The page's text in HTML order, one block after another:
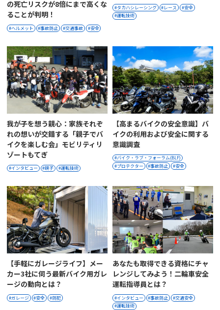
の死亡リスクが8倍にまで高くな
ることが判明！
ヘルメット 事故防止 交通事故 安全
タカハシレーシング レース
安全
運転技術
我が子を想う親心：家族それぞ
れの想いが交錯する「親子でバ
イクを楽しむ会」モビリティリ
ゾートもてぎ
インタビュー 親子 運転技術
【高まるバイクの安全意識】バ
イクの利用および安全に関する
意識調査
バイク・ラブ・フォーラム(BLF)
プロテクター
事故防止 安全
【手軽にガレージライフ】メー
カー3社に伺う最新バイク用ガレ
ージの動向とは？
ガレージ 安全 防犯
あなたも取得できる資格にチャ
レンジしてみよう！二輪車安全
運転指導員とは？
インタビュー 事故防止
交通安全
運転技術